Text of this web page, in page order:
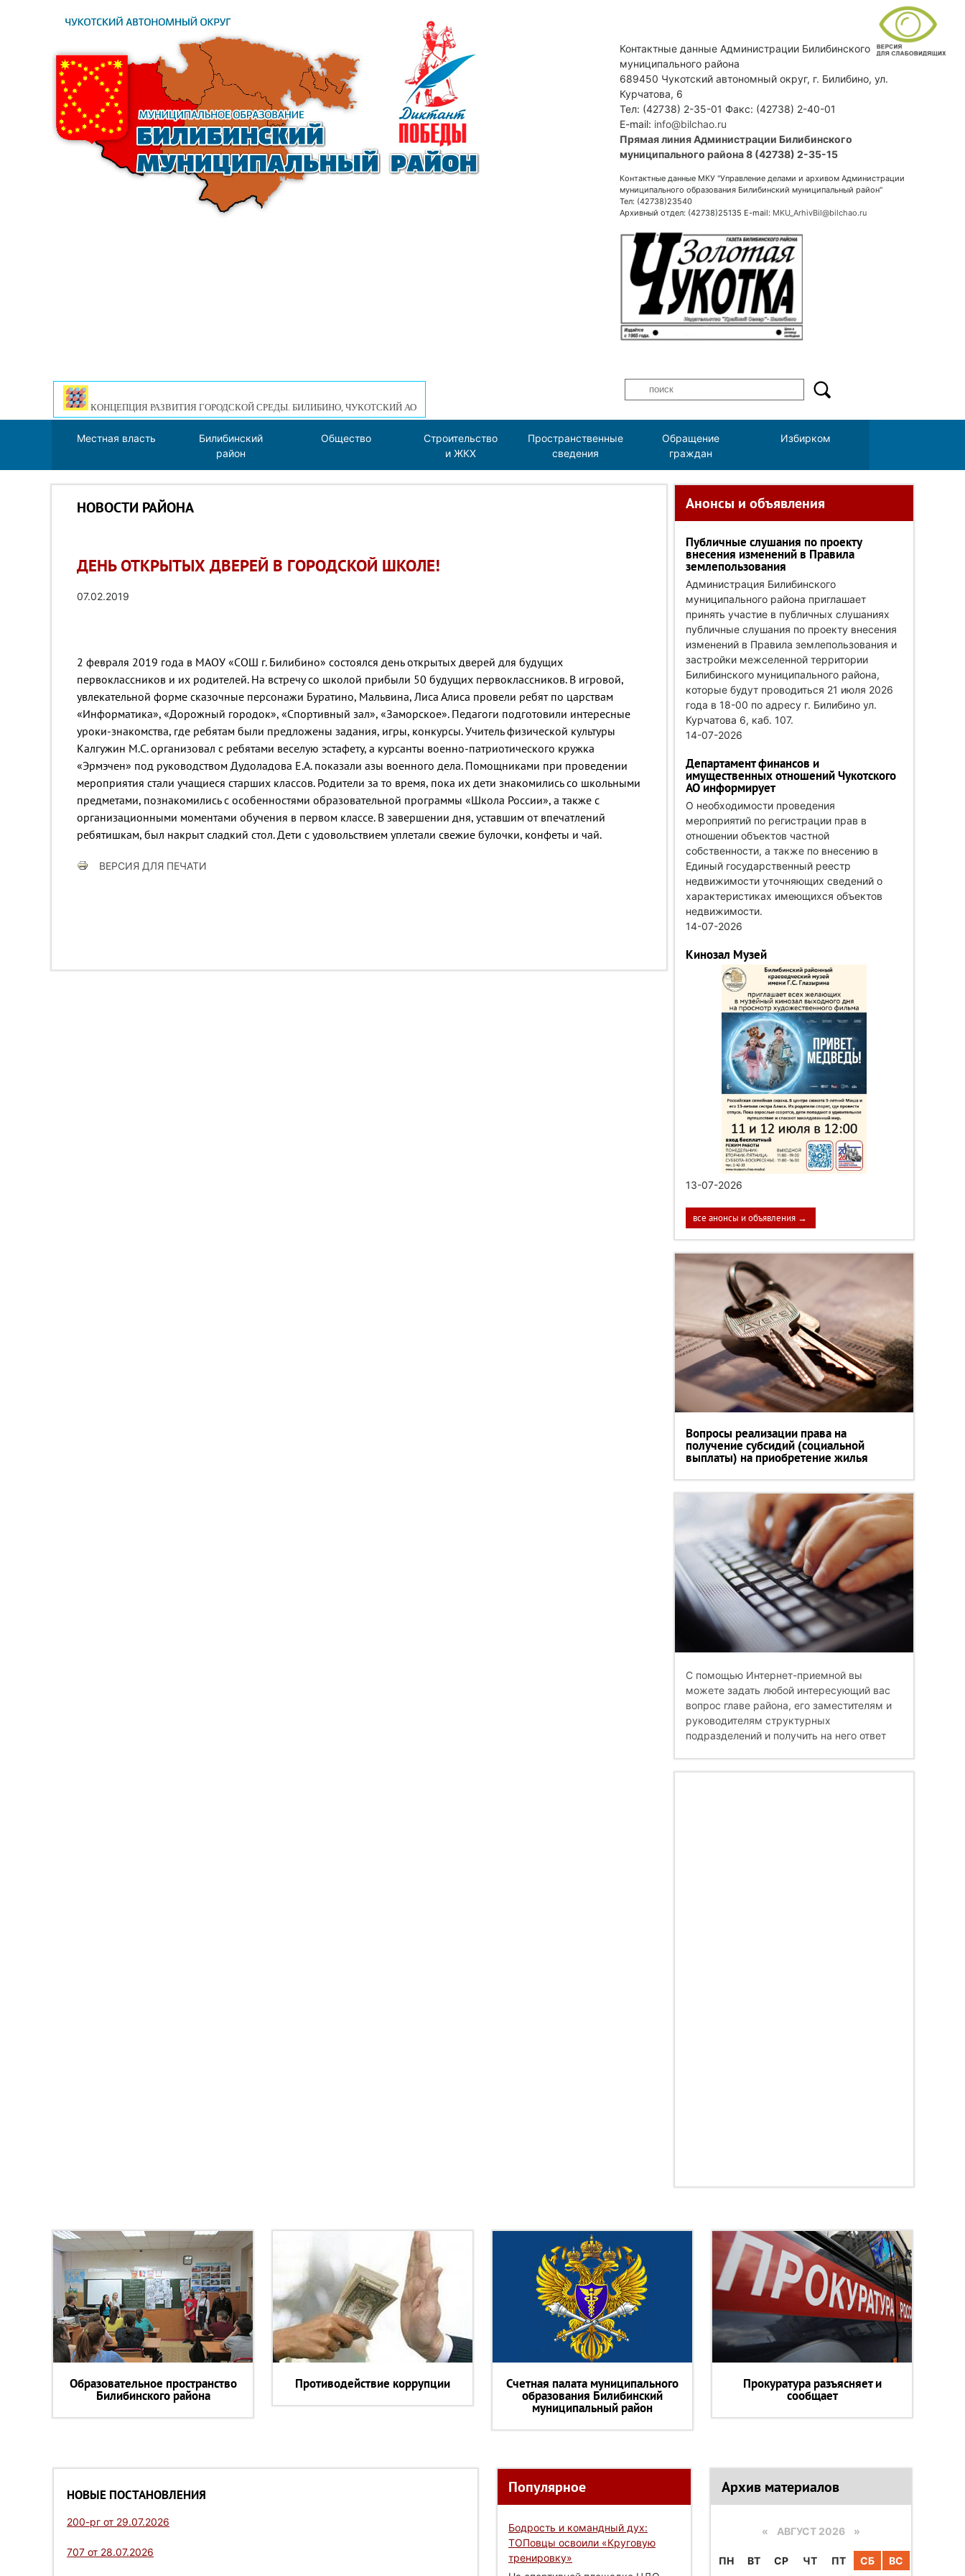
Контактные данные Администрации Билибинского
муниципального района
689450 Чукотский автономный округ, г. Билибино, ул.
Курчатова, 6
Тел: (42738) 2-35-01 Факс: (42738) 2-40-01
E-mail: info@bilchao.ru
Прямая линия Администрации Билибинского
муниципального района 8 (42738) 2-35-15
Контактные данные МКУ "Управление делами и архивом Администрации
муниципального образования Билибинский муниципальный район"
Тел: (42738)23540
Архивный отдел: (42738)25135 E-mail: MKU_ArhivBil@bilchao.ru
КОНЦЕПЦИЯ РАЗВИТИЯ ГОРОДСКОЙ СРЕДЫ. БИЛИБИНО, ЧУКОТСКИЙ АО
Местная власть
Билибинский
район
Общество
Строительство
и ЖКХ
Пространственные
сведения
Обращение
граждан
Избирком
НОВОСТИ РАЙОНА
ДЕНЬ ОТКРЫТЫХ ДВЕРЕЙ В ГОРОДСКОЙ ШКОЛЕ!
07.02.2019
2 февраля 2019 года в МАОУ «СОШ г. Билибино» состоялся день открытых дверей для будущих
первоклассников и их родителей. На встречу со школой прибыли 50 будущих первоклассников. В игровой,
увлекательной форме сказочные персонажи Буратино, Мальвина, Лиса Алиса провели ребят по царствам
«Информатика», «Дорожный городок», «Спортивный зал», «Заморское». Педагоги подготовили интересные
уроки-знакомства, где ребятам были предложены задания, игры, конкурсы. Учитель физической культуры
Калгужин М.С. организовал с ребятами веселую эстафету, а курсанты военно-патриотического кружка
«Эрмэчен» под руководством Дудоладова Е.А. показали азы военного дела. Помощниками при проведении
мероприятия стали учащиеся старших классов. Родители за то время, пока их дети знакомились со школьными
предметами, познакомились с особенностями образовательной программы «Школа России», а также с
организационными моментами обучения в первом классе. В завершении дня, уставшим от впечатлений
ребятишкам, был накрыт сладкий стол. Дети с удовольствием уплетали свежие булочки, конфеты и чай.
ВЕРСИЯ ДЛЯ ПЕЧАТИ
Анонсы и объявления
Публичные слушания по проекту
внесения изменений в Правила
землепользования
Администрация Билибинского
муниципального района приглашает
принять участие в публичных слушаниях
публичные слушания по проекту внесения
изменений в Правила землепользования и
застройки межселенной территории
Билибинского муниципального района,
которые будут проводиться 21 июля 2026
года в 18-00 по адресу г. Билибино ул.
Курчатова 6, каб. 107.
14-07-2026
Департамент финансов и
имущественных отношений Чукотского
АО информирует
О необходимости проведения
мероприятий по регистрации прав в
отношении объектов частной
собственности, а также по внесению в
Единый государственный реестр
недвижимости уточняющих сведений о
характеристиках имеющихся объектов
недвижимости.
14-07-2026
Кинозал Музей
13-07-2026
все анонсы и объявления →
Вопросы реализации права на
получение субсидий (социальной
выплаты) на приобретение жилья
С помощью Интернет-приемной вы
можете задать любой интересующий вас
вопрос главе района, его заместителям и
руководителям структурных
подразделений и получить на него ответ
Образовательное пространство
Билибинского района
Противодействие коррупции Счетная палата муниципального
образования Билибинский
муниципальный район
Прокуратура разъясняет и
сообщает
НОВЫЕ ПОСТАНОВЛЕНИЯ
200-рг от 29.07.2026
707 от 28.07.2026
Популярное
Бодрость и командный дух:
ТОПовцы освоили «Круговую
тренировку»
Архив материалов
« АВГУСТ 2026 »
ПН ВТ СР ЧТ ПТ СБ ВС